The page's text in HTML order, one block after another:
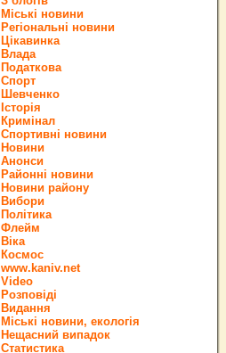
Міські новини
Регіональні новини
Цікавинка
Влада
Податкова
Спорт
Шевченко
Історія
Кримінал
Спортивні новини
Новини
Анонси
Районні новини
Новини району
Вибори
Політика
Флейм
Віка
Космос
www.kaniv.net
Video
Розповіді
Видання
Міські новини, екологія
Нещасний випадок
Статистика